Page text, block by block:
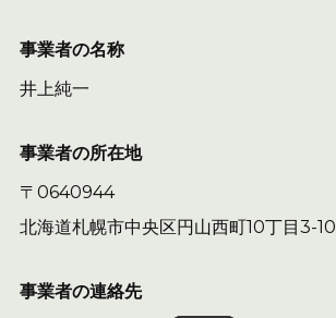
事業者の名称
井上純一
事業者の所在地
〒0640944
北海道札幌市中央区円山西町10丁目3-10
事業者の連絡先